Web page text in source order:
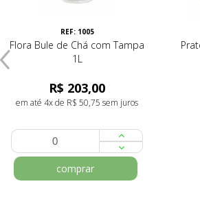
REF: 1005
Flora Bule de Chá com Tampa
1L
R$ 203,00
em até 4x de R$ 50,75 sem juros
comprar